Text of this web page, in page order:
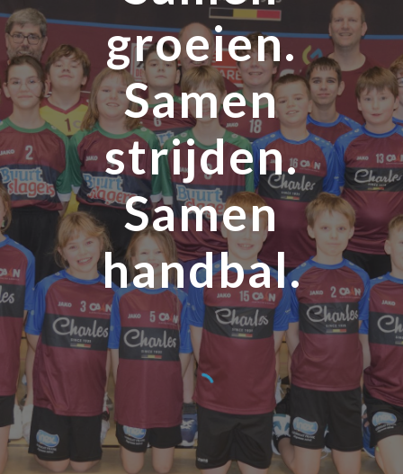
groeien.
Samen
strijden.
Samen
handbal.